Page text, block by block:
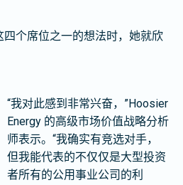
个席位之一的想法时，她就欣
“我对此感到非常兴奋，”Hoosier
Energy 的高级市场价值战略分析
师表示。“我确实有竞选对手，
但我能代表的不仅仅是大型投资
者所有的公用事业公司的利